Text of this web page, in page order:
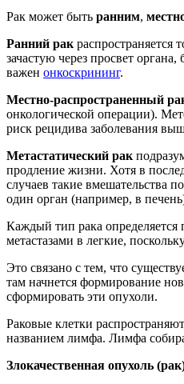
Рак может быть ранним,
Ранний рак распространяется
зачастую через просвет
важен онкоскрининг.
Местно-распространенный
онкологической операции).
риск рецидива заболевания
Метастатический рак
продление жизни. Хотя в
случаев такие вмешательства
один орган (например, в
Каждый тип рака определяется
метастазами в легкие,
Это связано с тем, что
там начнется формирование
сформировать эти опухоли.
Раковые клетки
названием лимфа. Лимфа
Злокачественная опухоль